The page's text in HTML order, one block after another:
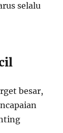
selalu
besar,